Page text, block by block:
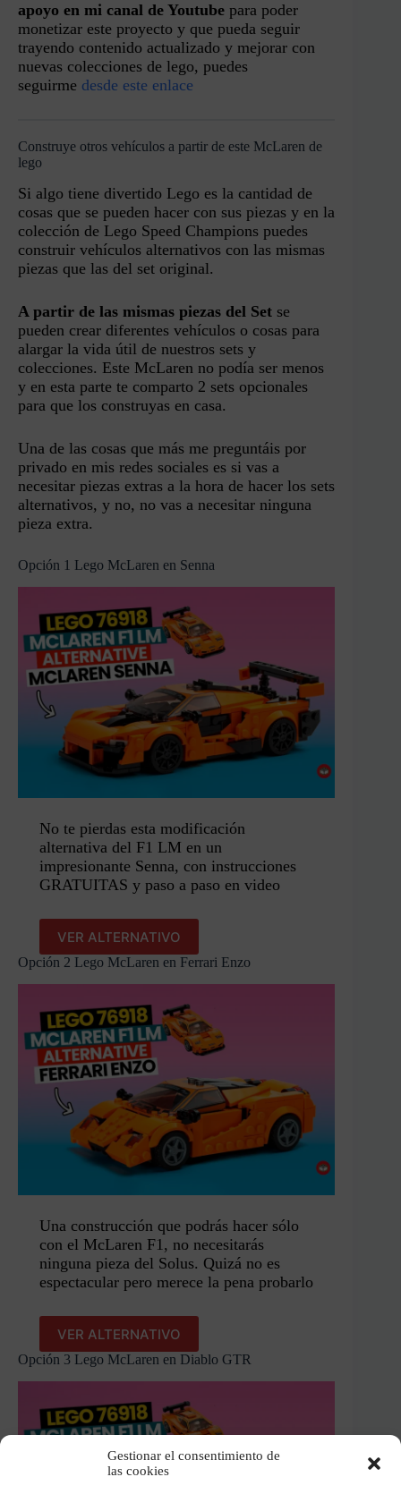
Gestionar el consentimiento de
las cookies
apoyo en mi canal de Youtube para poder
monetizar este proyecto y que pueda seguir
trayendo contenido actualizado y mejorar con
nuevas colecciones de lego, puedes
seguirme desde este enlace
Construye otros vehículos a partir de este McLaren de
lego
Si algo tiene divertido Lego es la cantidad de
cosas que se pueden hacer con sus piezas y en la
colección de Lego Speed Champions puedes
construir vehículos alternativos con las mismas
piezas que las del set original.
A partir de las mismas piezas del Set se
pueden crear diferentes vehículos o cosas para
alargar la vida útil de nuestros sets y
colecciones. Este McLaren no podía ser menos
y en esta parte te comparto 2 sets opcionales
para que los construyas en casa.
Una de las cosas que más me preguntáis por
privado en mis redes sociales es si vas a
necesitar piezas extras a la hora de hacer los sets
alternativos, y no, no vas a necesitar ninguna
pieza extra.
Opción 1 Lego McLaren en Senna
No te pierdas esta modificación
alternativa del F1 LM en un
impresionante Senna, con instrucciones
GRATUITAS y paso a paso en video
VER ALTERNATIVO
Opción 2 Lego McLaren en Ferrari Enzo
Una construcción que podrás hacer sólo
con el McLaren F1, no necesitarás
ninguna pieza del Solus. Quizá no es
espectacular pero merece la pena probarlo
VER ALTERNATIVO
Opción 3 Lego McLaren en Diablo GTR